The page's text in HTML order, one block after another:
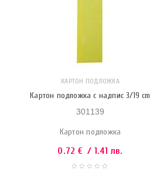
КАРТОН ПОДЛОЖКА
Картон подложка с надпис 3/19 cm
301139
Картон подложка
0.72 € / 1.41 лв.